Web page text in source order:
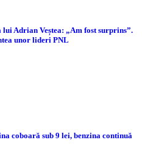
Adrian Veștea: „Am fost surprins”.
unor lideri PNL
coboară sub 9 lei, benzina continuă